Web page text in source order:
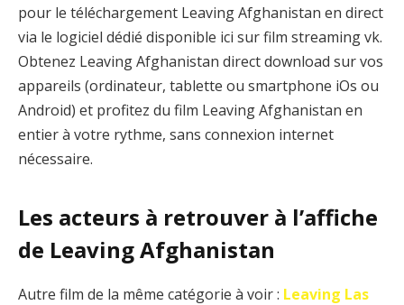
pour le téléchargement Leaving Afghanistan en direct
via le logiciel dédié disponible ici sur film streaming vk.
Obtenez Leaving Afghanistan direct download sur vos
appareils (ordinateur, tablette ou smartphone iOs ou
Android) et profitez du film Leaving Afghanistan en
entier à votre rythme, sans connexion internet
nécessaire.
Les acteurs à retrouver à l’affiche
de Leaving Afghanistan
Autre film de la même catégorie à voir : Leaving Las